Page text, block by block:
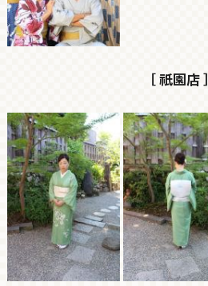
［ 祇園店 ］